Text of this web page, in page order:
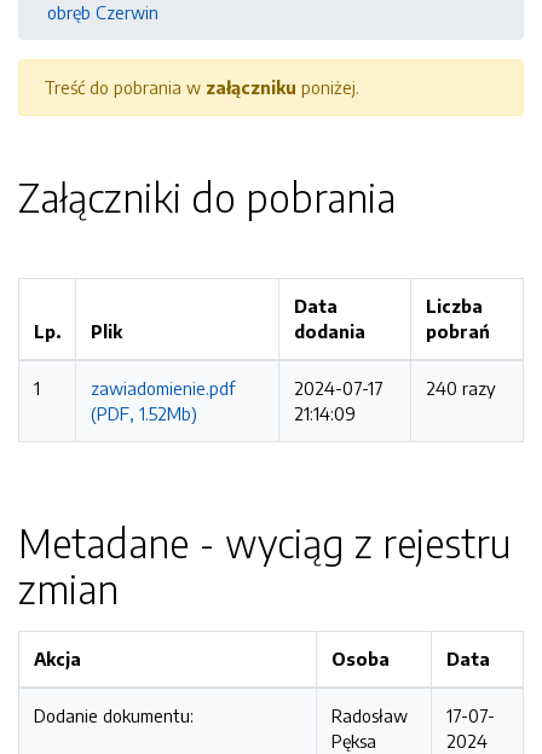
obręb Czerwin
Treść do pobrania w załączniku poniżej.
Załączniki do pobrania
Lp. Plik
Data
dodania
Liczba
pobrań
1
zawiadomienie.pdf
(PDF, 1.52Mb)
2024-07-17
21:14:09
240 razy
Metadane - wyciąg z rejestru
zmian
Akcja Osoba Data
Dodanie dokumentu:
Radosław
Pęksa
17-07-
2024